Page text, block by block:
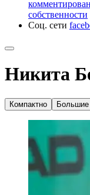
собственности
Соц. сети
Никита
Компактно Большие